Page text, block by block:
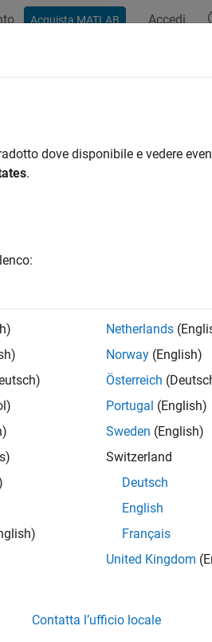
Acquista MATLAB Accedi
dove disponibile e vedere
.
Netherlands
Norway (English)
Österreich
Portugal (English)
Sweden (English)
Switzerland
Deutsch
English
Français
United Kingdom
Contatta l’ufficio locale